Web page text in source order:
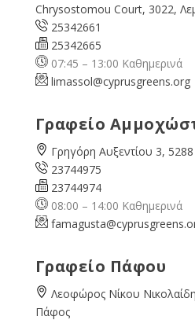
Chrysostomou Court, 3022,
25342661
25342665
07:45 – 13:00 Καθημερινά
limassol@cyprusgreens.org
Γραφείο
Γρηγόρη Αυξεντίου 3, 5288
23744975
23744974
08:00 – 14:00 Καθημερινά
famagusta@
Γραφείο Πάφου
Λεοφώρος Νίκου
Πάφος